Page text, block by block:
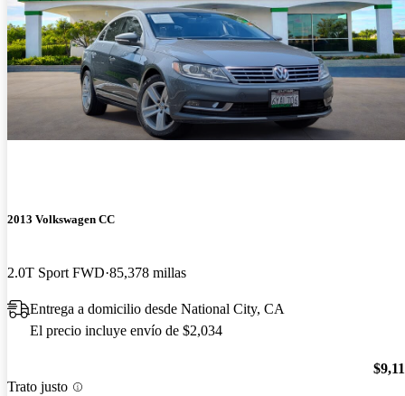
2013 Volkswagen CC
2.0T Sport FWD 85,378 millas
Entrega a domicilio desde National City, CA
El precio incluye envío de $2,034
Trato justo